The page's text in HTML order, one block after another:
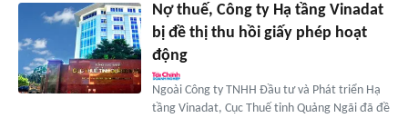
Nợ thuế, Công ty Hạ tầng Vinadat
bị đề thị thu hồi giấy phép hoạt
động
Ngoài Công ty TNHH Đầu tư và Phát triển Hạ
tầng Vinadat, Cục Thuế tỉnh Quảng Ngãi đã đề